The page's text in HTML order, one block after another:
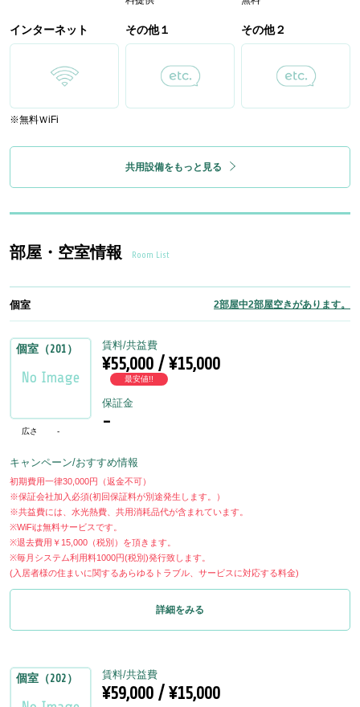
インターネット
※無料ＷiFi
その他１ その他２
共用設備をもっと見る
部屋・空室情報 Room List
個室 2部屋中2部屋空きがあります。
個室（201）
広さ -
賃料/共益費
¥55,000 / ¥15,000
最安値!!
保証金
-
キャンペーン/おすすめ情報
初期費用一律30,000円（返金不可）
※保証会社加入必須(初回保証料が別途発生します。）
※共益費には、水光熱費、共用消耗品代が含まれています。
※WiFiは無料サービスです。
※退去費用￥15,000（税別）を頂きます。
※毎月システム利用料1000円(税別)発行致します。
(入居者様の住まいに関するあらゆるトラブル、サービスに対応する料金)
詳細をみる
個室（202） 賃料/共益費
¥59,000 / ¥15,000